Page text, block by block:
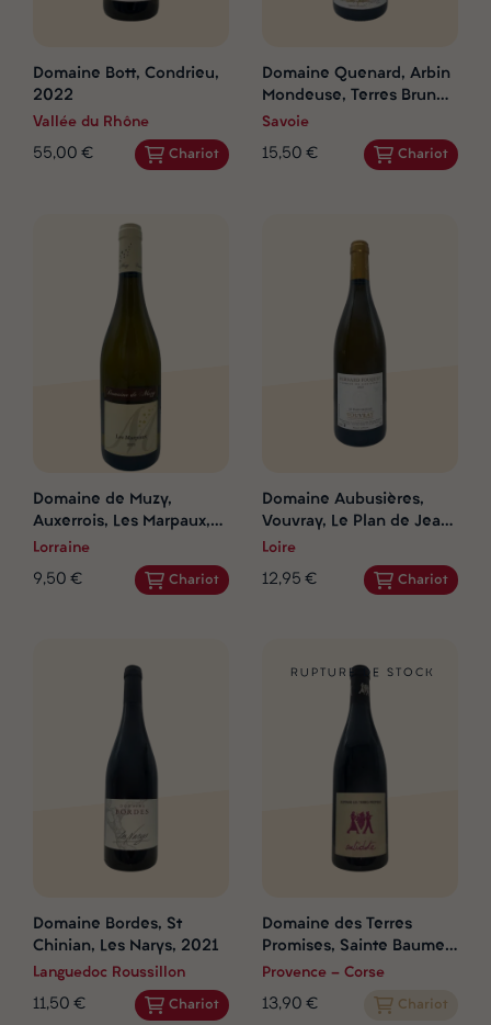
Domaine Bott, Condrieu,
2022
Vallée du Rhône
55,00 € Chariot
Domaine Quenard, Arbin
Mondeuse, Terres Brunes,
2022
Savoie
15,50 € Chariot
Domaine de Muzy,
Auxerrois, Les Marpaux,
Vieilles Vignes, 2023
Lorraine
9,50 € Chariot
Domaine Aubusières,
Vouvray, Le Plan de Jean,
2018
Loire
12,95 € Chariot
Domaine Bordes, St
Chinian, Les Narys, 2021
Languedoc Roussillon
11,50 € Chariot
RUPTURE DE STOCK
Domaine des Terres
Promises, Sainte Baume,
L'Antidote, 2021
Provence - Corse
13,90 € Chariot